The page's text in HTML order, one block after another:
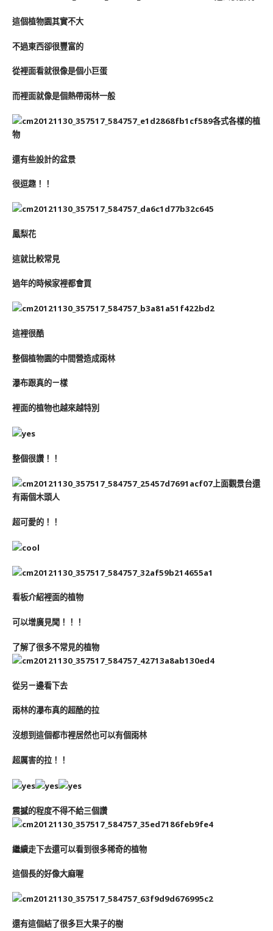
這個植物園其實不大
不過東西卻很豐富的
從裡面看就很像是個小巨蛋
而裡面就像是個熱帶雨林一般
各式各樣的植
物
還有些設計的盆景
很逗趣！！
鳳梨花
這就比較常見
過年的時候家裡都會買
這裡很酷
整個植物園的中間營造成雨林
瀑布跟真的ㄧ樣
裡面的植物也越來越特別
整個很讚！！
上面觀景台還
有兩個木頭人
超可愛的！！
看板介紹裡面的植物
可以增廣見聞！！！
了解了很多不常見的植物
從另ㄧ邊看下去
雨林的瀑布真的超酷的拉
沒想到這個都市裡居然也可以有個雨林
超厲害的拉！！
震撼的程度不得不給三個讚
繼續走下去還可以看到很多稀奇的植物
這個長的好像大麻喔
還有這個結了很多巨大果子的樹